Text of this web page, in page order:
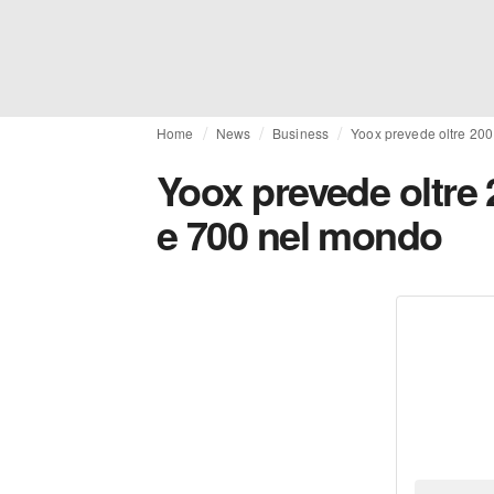
Home News Business Yoox prevede oltre
Yoox prevede
e 700 nel mondo